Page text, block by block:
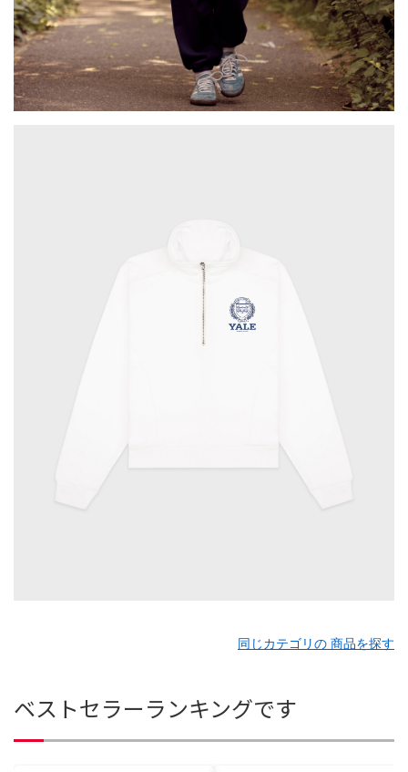
同じカテゴリの 商品を探す
ベストセラーランキングです